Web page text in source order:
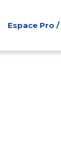
Espace Pro /